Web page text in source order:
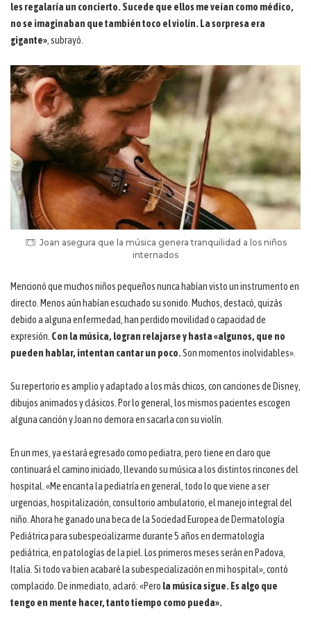
les regalaría un concierto. Sucede que ellos me veían como médico,
no se imaginaban que también toco el violín. La sorpresa era
gigante» , subrayó.
Joan asegura que la música genera tranquilidad a los niños
internados
Mencionó que muchos niños pequeños nunca habían visto un instrumento en
directo. Menos aún habían escuchado su sonido. Muchos, destacó, quizás
debido a alguna enfermedad, han perdido movilidad o capacidad de
expresión. Con la música, logran relajarse y hasta «algunos, que no
pueden hablar, intentan cantar un poco.Son momentos inolvidables».
Su repertorio es amplio y adaptado a los más chicos, con canciones de Disney,
dibujos animados y clásicos. Por lo general, los mismos pacientes escogen
alguna canción y Joan no demora en sacarla con su violín.
En un mes, ya estará egresado como pediatra, pero tiene en claro que
continuará el camino iniciado, llevando su música a los distintos rincones del
hospital. «Me encanta la pediatría en general, todo lo que viene a ser
urgencias, hospitalización, consultorio ambulatorio, el manejo integral del
niño. Ahora he ganado una beca de la Sociedad Europea de Dermatología
Pediátrica para subespecializarme durante 5 años en dermatología
pediátrica, en patologías de la piel. Los primeros meses serán en Padova,
Italia. Si todo va bien acabaré la subespecialización en mi hospital», contó
complacido. De inmediato, aclaró: «Pero la música sigue. Es algo que
tengo en mente hacer, tanto tiempo como pueda».